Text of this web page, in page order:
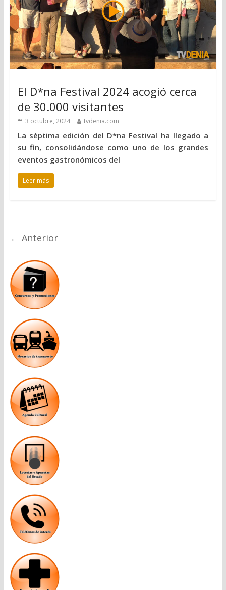
El D*na Festival 2024 acogió cerca
de 30.000 visitantes
3 octubre, 2024 tvdenia.com
La séptima edición del D*na Festival ha llegado a
su fin, consolidándose como uno de los grandes
eventos gastronómicos del
Leer más
← Anterior